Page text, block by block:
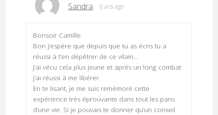
Sandra 6 ans ago
Bonsoir Camille
Bon j’espère que depuis que tu as écris tu a
réussi à t’en dépêtrer de ce vilain…
J’ai vécu cela plus jeune et après un long combat
j’ai réussi à me libérer.
En te lisant, je me suis remémoré cette
expérience très éprouvante dans tout les pans
d’une vie. Si je pouvais te donner qu’un conseil